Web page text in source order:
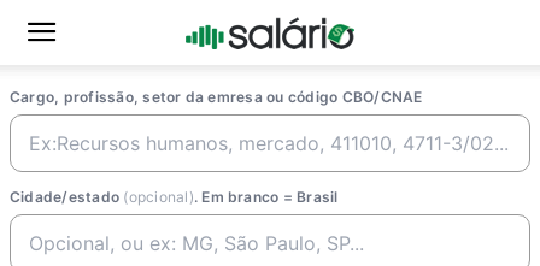
Cargo, profissão, setor da emresa ou código CBO/CNAE
Cidade/estado (opcional). Em branco = Brasil